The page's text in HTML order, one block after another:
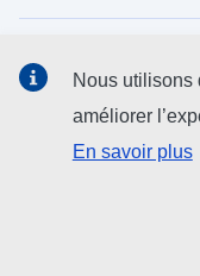
Institutions et
Nous utilisons
améliorer
En savoir plus